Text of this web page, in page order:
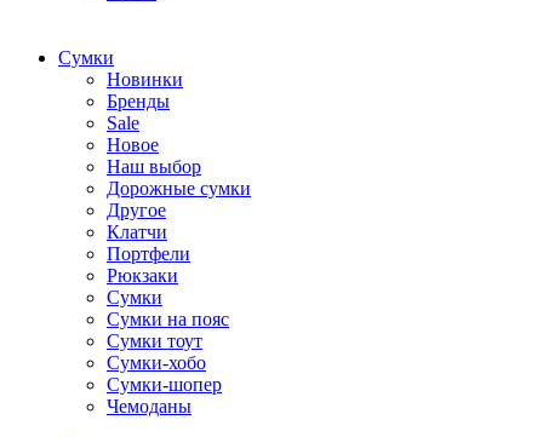
Cумки
Новинки
Бренды
Sale
Новое
Наш выбор
Дорожные сумки
Другое
Клатчи
Портфели
Рюкзаки
Сумки
Сумки на пояс
Сумки тоут
Сумки-хобо
Сумки-шопер
Чемоданы